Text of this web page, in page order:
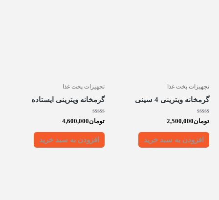
تجهیزات پخت غذا
گرمخانه ویترینی 4 سینی
امتیاز
0
از
تومان2,500,000
افزودن به سبد خرید
تجهیزات پخت غذا
گرمخانه ویترینی ایستاده
امتیاز
0
از
تومان4,600,000
افزودن به سبد خرید